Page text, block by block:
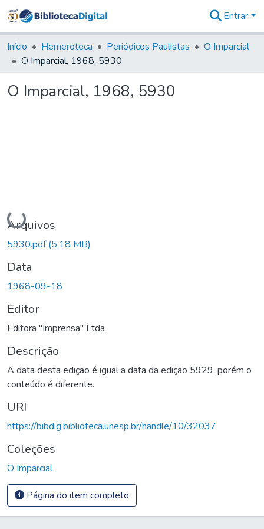
&
Coleções
Tudo na
Digital
Entrar
Início Hemeroteca Periódicos Paulistas
O Imparcial
O Imparcial, 1968, 5930
O Imparcial, 1968, 5930
Carregando...
Arquivos
5930.pdf(5,18 MB)
Data
1968-09-18
Editor
Editora "Imprensa" Ltda
Descrição
A data desta edição é igual a data da edição 5929, porém o
conteúdo é diferente.
URI
https://bibdig.biblioteca.unesp.br/handle/10/32037
Coleções
O Imparcial
Página do item completo